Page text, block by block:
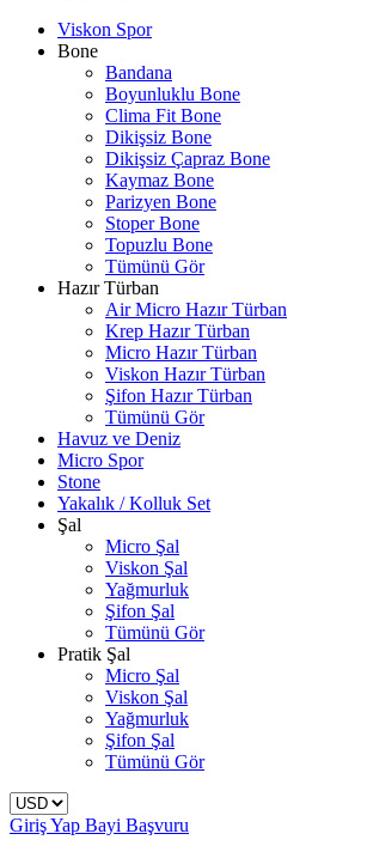
Viskon Spor
Bone
Bandana
Boyunluklu Bone
Clima Fit Bone
Dikişsiz Bone
Dikişsiz Çapraz Bone
Kaymaz Bone
Parizyen Bone
Stoper Bone
Topuzlu Bone
Tümünü Gör
Hazır Türban
Air Micro Hazır Türban
Krep Hazır Türban
Micro Hazır Türban
Viskon Hazır Türban
Şifon Hazır Türban
Tümünü Gör
Havuz ve Deniz
Micro Spor
Stone
Yakalık / Kolluk Set
Şal
Micro Şal
Viskon Şal
Yağmurluk
Şifon Şal
Tümünü Gör
Pratik Şal
Micro Şal
Viskon Şal
Yağmurluk
Şifon Şal
Tümünü Gör
Giriş Yap Bayi Başvuru